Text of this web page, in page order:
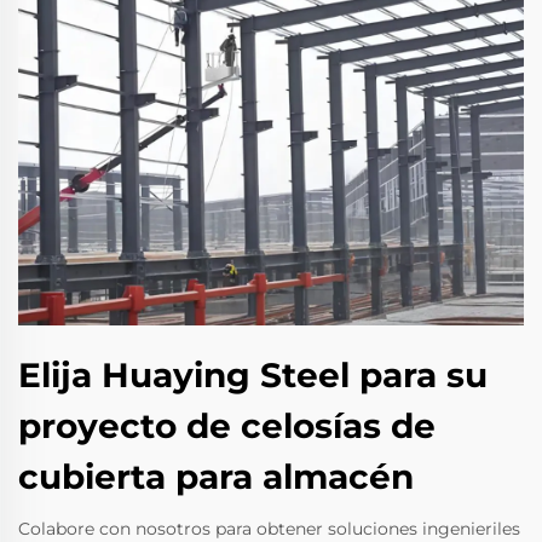
Elija Huaying Steel para su
proyecto de celosías de
cubierta para almacén
Colabore con nosotros para obtener soluciones ingenieriles